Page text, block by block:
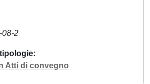
08-2
Atti di convegno